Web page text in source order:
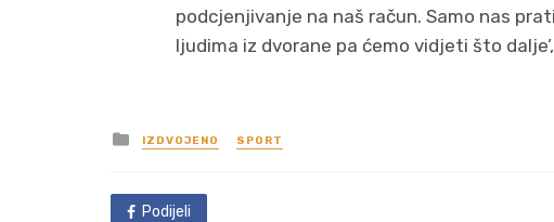
podcjenjivanje na naš račun. Samo nas
ljudima iz dvorane pa ćemo vidjeti što
Posted
in
IZDVOJENO SPORT
Podijeli